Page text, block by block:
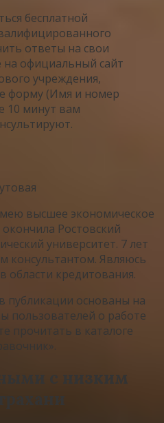
бесплатной
ответы на свои
на официальный сайт
учреждения,
форму (Имя и номер
10 минут вам
высшее экономическое
Ростовский
университет. 7 лет
консультантом. Являюсь
области кредитования.
основаны на
пользователей о работе
прочитать в каталоге
с низким